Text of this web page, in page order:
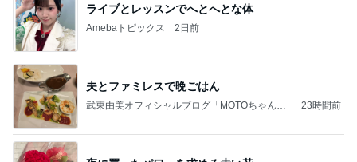
ライブとレッスンでへとへとな体
Amebaトピックス 2日前
夫とファミレスで晩ごはん
武東由美オフィシャルブログ「MOTOちゃんと
23時間前